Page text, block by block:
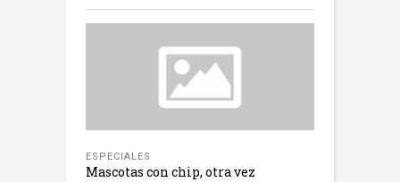
ESPECIALES
Mascotas con chip, otra vez